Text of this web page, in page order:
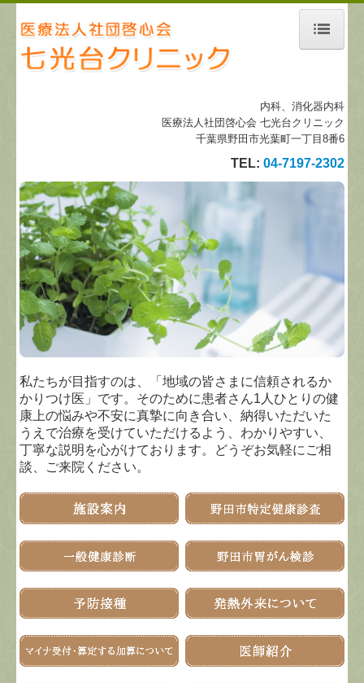
ホーム
野田市胃がん検診
予防接種
発熱外来について
医師紹介
地図、交通案内
内科、消化器内科
医療法人社団啓心会 七光台クリニック
千葉県野田市光葉町一丁目8番6
TEL: 04-7197-2302
私たちが目指すのは、「地域の皆さまに信頼されるか
かりつけ医」です。そのために患者さん1人ひとりの健
康上の悩みや不安に真摯に向き合い、納得いただいた
うえで治療を受けていただけるよう、わかりやすい、
丁寧な説明を心がけております。どうぞお気軽にご相
談、ご来院ください。